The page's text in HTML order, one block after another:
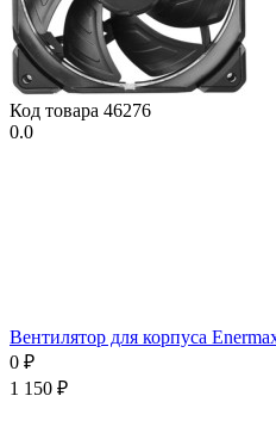
Код товара 46276
0.0
Вентилятор для корпуса
0 ₽
1 150 ₽